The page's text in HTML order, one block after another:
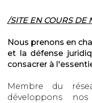
/SITE EN COURS DE
Nous prenons en
et la défense
consacrer à
Membre du
développons